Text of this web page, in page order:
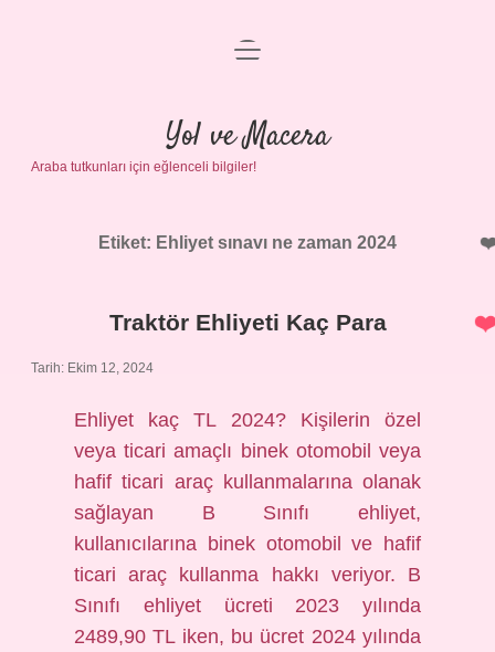
Anasayfa
Gizlilik Politikası
Yasal Uyarı
menüyü
Yol ve Macera
Araba tutkunları için eğlenceli bilgiler!
Etiket: Ehliyet sınavı ne zaman 2024
Traktör Ehliyeti Kaç Para
Tarih: Ekim 12, 2024
Ehliyet kaç TL 2024? Kişilerin özel
veya ticari amaçlı binek otomobil veya
hafif ticari araç kullanmalarına olanak
sağlayan B Sınıfı ehliyet,
kullanıcılarına binek otomobil ve hafif
ticari araç kullanma hakkı veriyor. B
Sınıfı ehliyet ücreti 2023 yılında
2489,90 TL iken, bu ücret 2024 yılında